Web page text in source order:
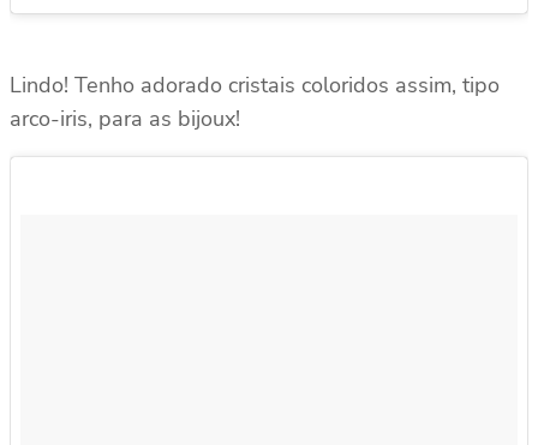
Lindo! Tenho adorado cristais coloridos assim, tipo
arco-iris, para as bijoux!